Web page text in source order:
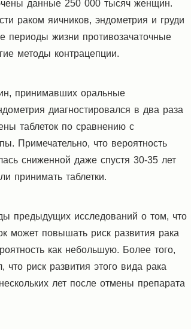
данные 250 000 тысяч женщин.
раком яичников, эндометрия и груди
периоды жизни противозачаточные
методы контрацепции.
принимавших оральные
диагностировался в два раза
таблеток по сравнению с
Примечательно, что вероятность
сниженной даже спустя 30-35 лет
принимать таблетки.
предыдущих исследований о том, что
может повышать риск развития рака
как небольшую. Более того,
что риск развития этого вида рака
лет после отмены препарата